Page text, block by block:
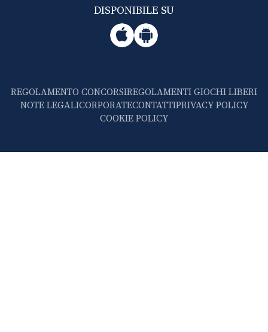
DISPONIBILE SU
REGOLAMENTO CONCORSIREGOLAMENTI GIOCHI LIBERI
NOTE LEGALICORPORATECONTATTIPRIVACY POLICY
COOKIE POLICY